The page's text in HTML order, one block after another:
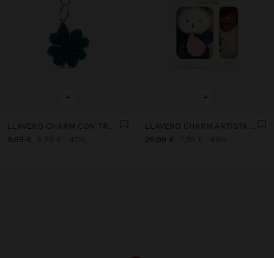
+
LLAVERO CHARM CON TRÉBOL DE ABALORIOS
9,99 €
5,99 € 40%
+
LLAVERO CHARM ARTISTA - THE BEAR COLLECTION
25,99 €
7,99 € 69%